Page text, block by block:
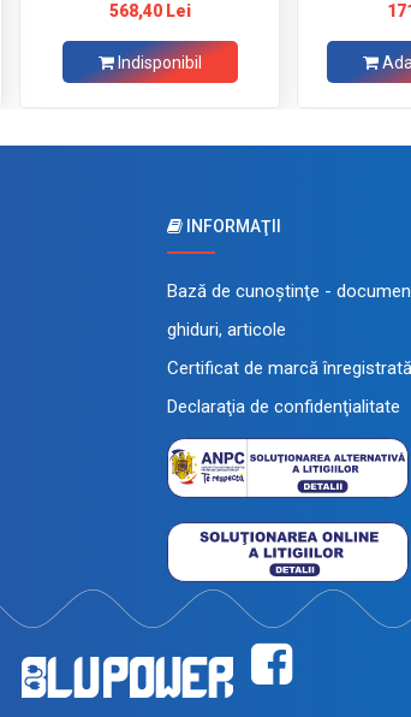
568,40 Lei
Indisponibil
INFORMAŢII
Bază de cunoştinţe -
ghiduri, articole
Certificat de marcă înregistrată
Declaraţia de confidenţialitate